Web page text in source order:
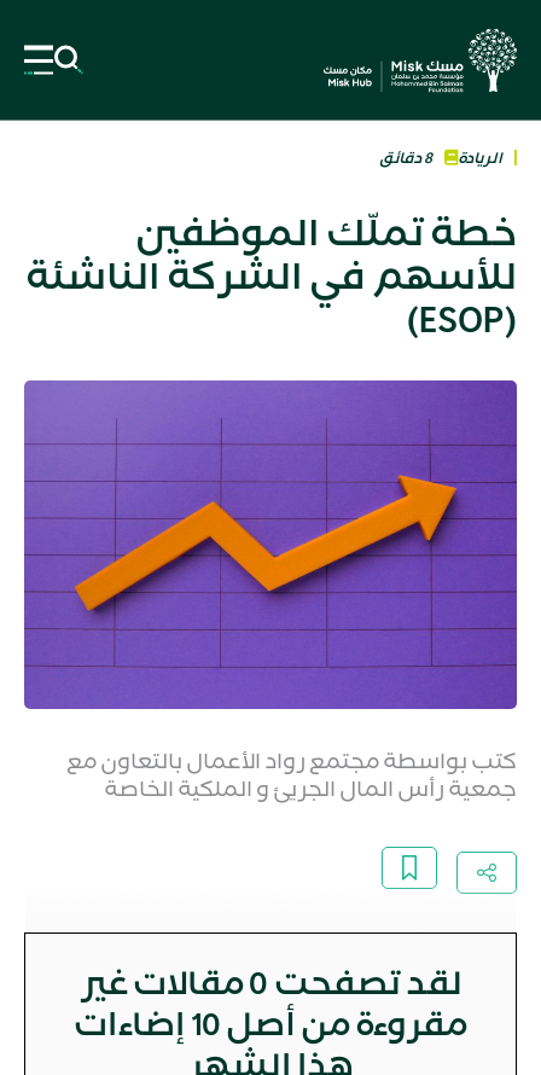
الريادة 8 دقائق
خطة تملّك الموظفين
للأسهم في الشركة الناشئة
(ESOP)
كتب بواسطة مجتمع رواد الأعمال بالتعاون مع
جمعية رأس المال الجريئ و الملكية الخاصة
لقد تصفحت 0مقالات غير
مقروءة من أصل 10 إضاءات
هذا الشهر